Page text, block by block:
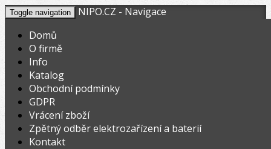
Toggle navigation
NIPO.CZ - Navigace
Domů
O firmě
Info
Katalog
Obchodní podmínky
GDPR
Vrácení zboží
Zpětný odběr elektrozařízení a baterií
Kontakt
V nákupním košíku máte
Celkem: 0,00
Registrovat Přihlásit
NIPO.CZ
REMS Usazovací železa pro narážecí kotvy M 12